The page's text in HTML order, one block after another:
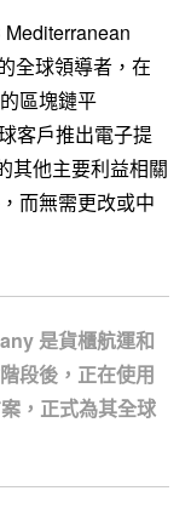
全球領導者，在
區塊鏈平
客戶推出電子提
其他主要利益相關
而無需更改或中
是貨櫃航運和
段後，正在使用
，正式為其全球